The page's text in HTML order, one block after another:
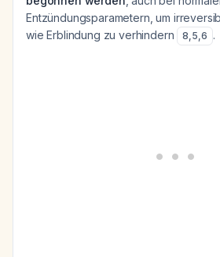
Entzündungsparametern, um
wie Erblindung zu verhindern
8,5,6 .